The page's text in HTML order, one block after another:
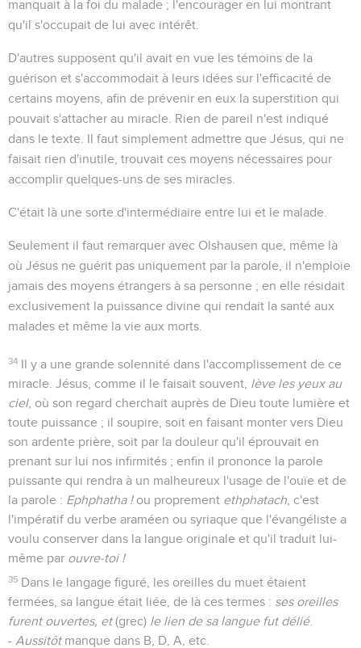
manquait à la foi du malade ; l'encourager en lui montrant
qu'il s'occupait de lui avec intérêt.
D'autres supposent qu'il avait en vue les témoins de la
guérison et s'accommodait à leurs idées sur l'efficacité de
certains moyens, afin de prévenir en eux la superstition qui
pouvait s'attacher au miracle. Rien de pareil n'est indiqué
dans le texte. Il faut simplement admettre que Jésus, qui ne
faisait rien d'inutile, trouvait ces moyens nécessaires pour
accomplir quelques-uns de ses miracles.
C'était là une sorte d'intermédiaire entre lui et le malade.
Seulement il faut remarquer avec Olshausen que, même là
où Jésus ne guérit pas uniquement par la parole, il n'emploie
jamais des moyens étrangers à sa personne ; en elle résidait
exclusivement la puissance divine qui rendait la santé aux
malades et même la vie aux morts.
34 Il y a une grande solennité dans l'accomplissement de ce
miracle. Jésus, comme il le faisait souvent, lève les yeux au
ciel, où son regard cherchait auprès de Dieu toute lumière et
toute puissance ; il soupire, soit en faisant monter vers Dieu
son ardente prière, soit par la douleur qu'il éprouvait en
prenant sur lui nos infirmités ; enfin il prononce la parole
puissante qui rendra à un malheureux l'usage de l'ouïe et de
la parole : Ephphatha !ou proprement ethphatach , c'est
l'impératif du verbe araméen ou syriaque que l'évangéliste a
voulu conserver dans la langue originale et qu'il traduit lui-
même par ouvre-toi !
35 Dans le langage figuré, les oreilles du muet étaient
fermées, sa langue était liée, de là ces termes : ses oreilles
furent ouvertes, et(grec) le lien de sa langue fut délié.
- Aussitôtmanque dans B, D, A, etc.